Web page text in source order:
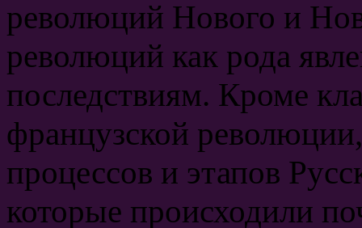
революций Нового и
революций как рода
последствиям. Кроме
французской
процессов и этапов
которые происходили